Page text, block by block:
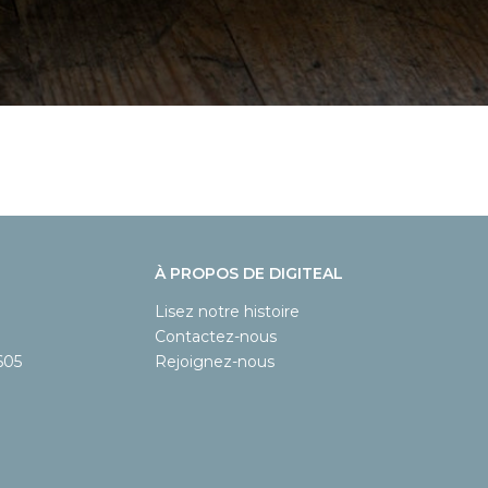
À PROPOS DE DIGITEAL
Lisez notre histoire
Contactez-nous
Rejoignez-nous